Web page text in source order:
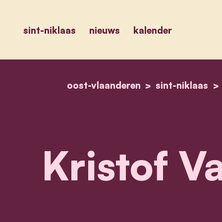
sint-niklaas nieuws kalender
oost-vlaanderen sint-niklaas
Kristof